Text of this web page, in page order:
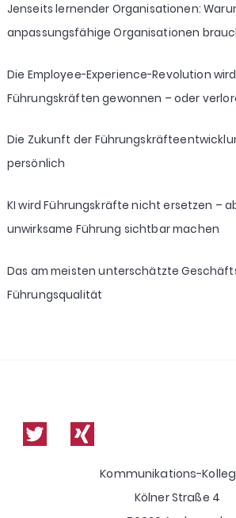
Jenseits lernender Organisationen:
anpassungsfähige Organisationen
Die Employee-Experience-Revolution
Führungskräften gewonnen – oder
Die Zukunft der
persönlich
KI wird Führungskräfte nicht ersetzen –
unwirksame Führung sichtbar machen
Das am meisten unterschätzte
Führungsqualität
Kommunikations-Kolleg
Kölner Straße 4